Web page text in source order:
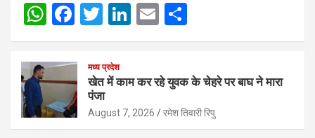
W
h
at
s
A
p
F
a
ce
b
o
o
T
wi
tt
er
Li
n
dI
n
E
m h
e
मध्य प्रदेश
खेत में काम कर रहे युवक के चेहरे पर बाघ ने मारा
पंजा
August 7, 2026 रमेश तिवारी रिपु